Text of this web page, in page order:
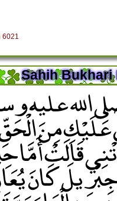
6021
Sahih Bukhari
الله عليه
مِنَ
قَالَتْ أَمَّا
جِبْرِيلَ كَانَ